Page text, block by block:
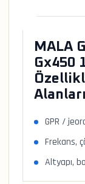
MALA
Gx450
Alanları
GPR /
Frekans,
Altyapı,